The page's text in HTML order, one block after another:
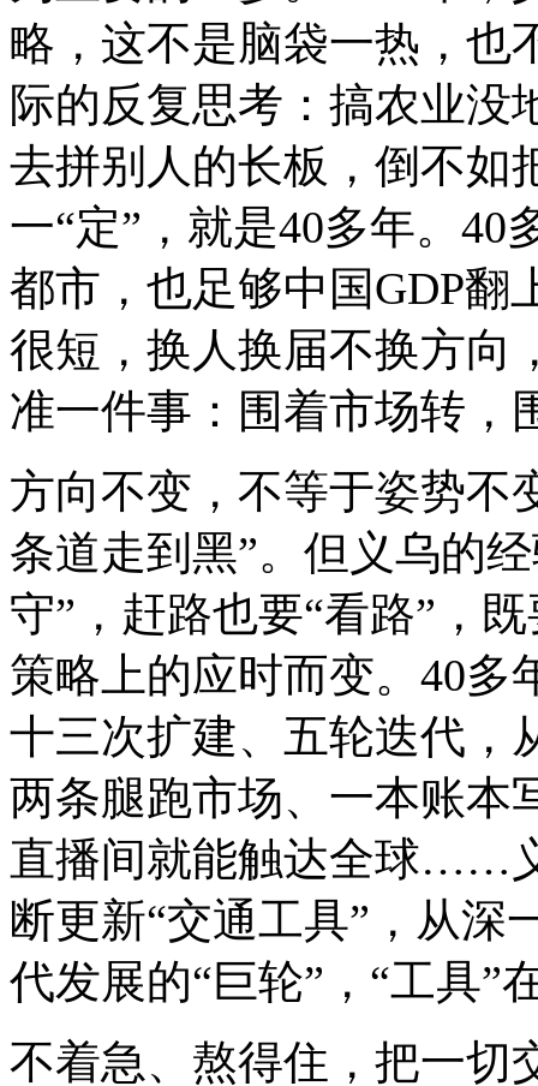
略，这不是脑袋一热，也
际的反复思考：搞农业没
去拼别人的长板，倒不如
一“定”，就是40多年。
都市，也足够中国GDP翻
很短，换人换届不换方向
准一件事：围着市场转，
方向不变，不等于姿势不
条道走到黑”。但义乌的
守”，赶路也要“看路”，
策略上的应时而变。40多
十三次扩建、五轮迭代，
两条腿跑市场、一本账本
直播间就能触达全球……
断更新“交通工具”，从深
代发展的“巨轮”，“工具”
不着急、熬得住，把一切